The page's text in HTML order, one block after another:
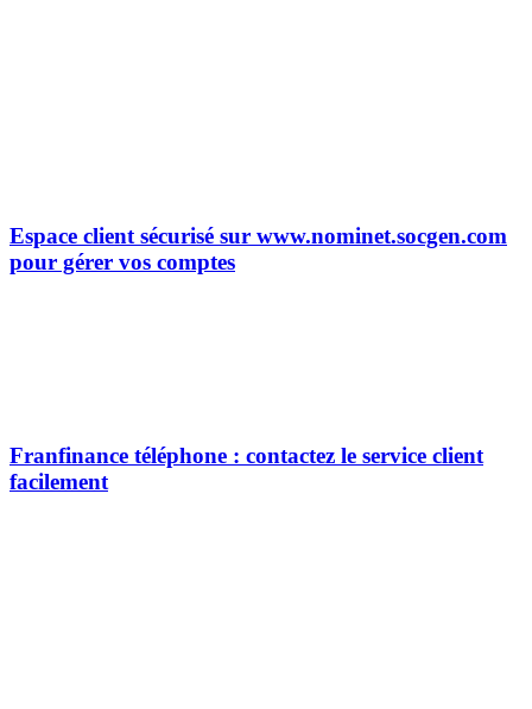
Espace client sécurisé sur www.nominet.socgen.com
pour gérer vos comptes
Franfinance téléphone : contactez le service client
facilement